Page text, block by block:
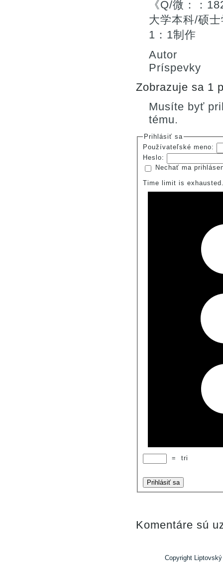
《Q/微：：
大学本科/硕
1：1制作
Autor
Príspevky
Zobrazuje sa 1
Musíte byť
tému.
Prihlásiť sa
Používateľské meno:
Heslo:
Nechať ma
Time limit is
= tri
Prihlásiť sa
Komentáre sú
Copyright